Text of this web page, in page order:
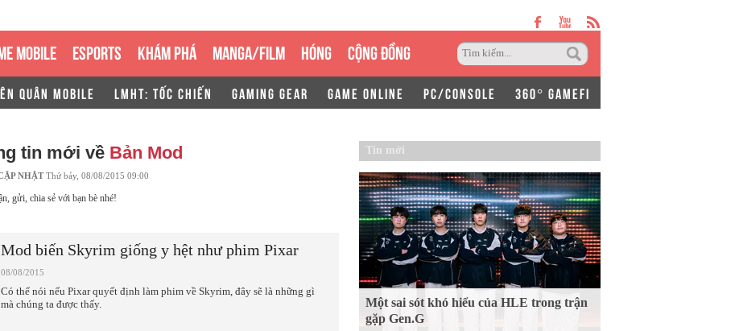
MOBILE ESPORTS KHÁM PHÁ MANGA/FILM HÓNG CỘNG ĐỒNG
QUÂN MOBILE LMHT: TỐC CHIẾN GAMING GEAR GAME ONLINE PC/CONSOLE 360° GAMEFI
tin mới về Bản Mod
NHẬTThứ bảy, 08/08/2015 09:00
gửi, chia sẻ với bạn bè nhé!
Mod biến Skyrim giống y hệt như phim Pixar
08/08/2015
Có thể nói nếu Pixar quyết định làm phim về Skyrim, đây sẽ là những gì
mà chúng ta được thấy.
Tin mới
Một sai sót khó hiểu của HLE trong trận
gặp Gen.G